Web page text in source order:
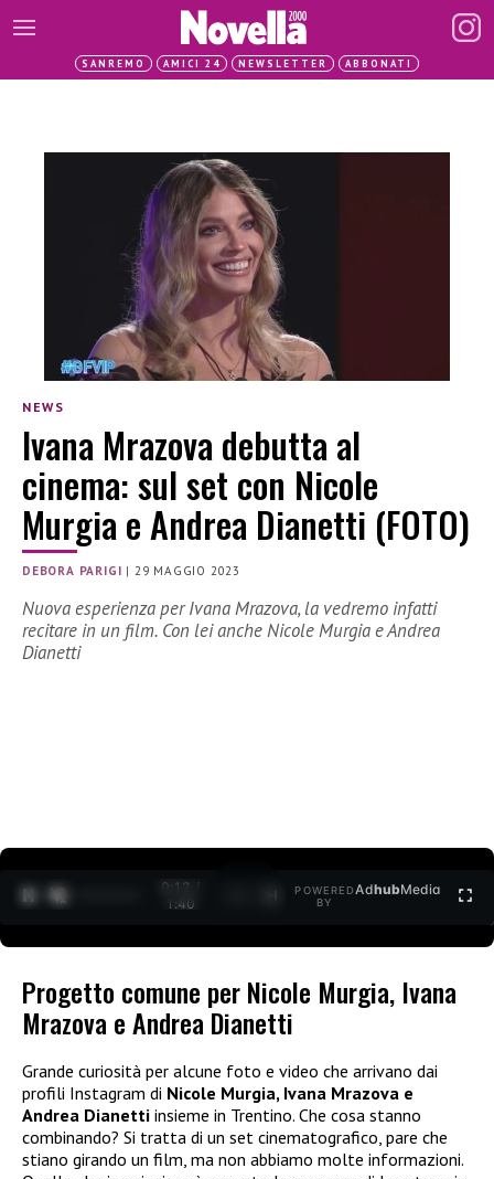
SANREMO AMICI 24 NEWSLETTER ABBONATI
NEWS
Ivana Mrazova debutta al
cinema: sul set con Nicole
Murgia e Andrea Dianetti (FOTO)
DEBORA PARIGI | 29 MAGGIO 2023
Nuova esperienza per Ivana Mrazova, la vedremo infatti
recitare in un film. Con lei anche Nicole Murgia e Andrea
Dianetti
0:13 /
1:40
POWERED
BY
AdhubMedia
Progetto comune per Nicole Murgia, Ivana
Mrazova e Andrea Dianetti
Grande curiosità per alcune foto e video che arrivano dai
profili Instagram di Nicole Murgia, Ivana Mrazova e
Andrea Dianetti insieme in Trentino. Che cosa stanno
combinando? Si tratta di un set cinematografico, pare che
stiano girando un film, ma non abbiamo molte informazioni.